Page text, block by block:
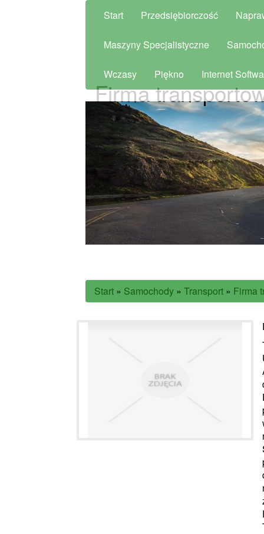
Start Przedsiębiorczość
Maszyny Specjalistyczne
Wczasy Piękno Internet
Firma
Start » Samochody » Transport » Firma